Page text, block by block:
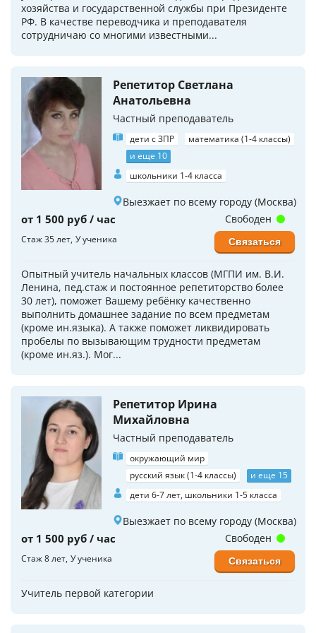
хозяйства и государственной службы при Президенте
РФ. В качестве переводчика и преподавателя
сотрудничаю со многими известными...
Репетитор Светлана
Анатольевна
Частный преподаватель
дети с ЗПР
математика (1-4 классы)
и еще 10
школьники 1-4 класса
Выезжает по всему городу (Москва)
от 1 500 руб / час
Стаж 35 лет У ученика
Опытный учитель начальных классов (МГПИ им. В.И.
Ленина, пед.стаж и постоянное репетиторство более
30 лет), поможет Вашему ребёнку качественно
выполнить домашнее задание по всем предметам
(кроме ин.языка). А также поможет ликвидировать
пробелы по вызывающим трудности предметам
(кроме ин.яз.). Мог...
Свободен
Связаться
Репетитор Ирина
Михайловна
Частный преподаватель
окружающий мир
русский язык (1-4 классы)
и еще 15
дети 6-7 лет, школьники 1-5 класса
Выезжает по всему городу (Москва)
от 1 500 руб / час
Стаж 8 лет У ученика
Учитель первой категории
Свободен
Связаться